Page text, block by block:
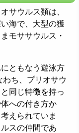
サウルス類は、
海で、大型の獲
モササウルス・
ともなう遊泳方
ち、プリオサウ
同じ特徴を持っ
への付き方か
えられていま
スの仲間であ